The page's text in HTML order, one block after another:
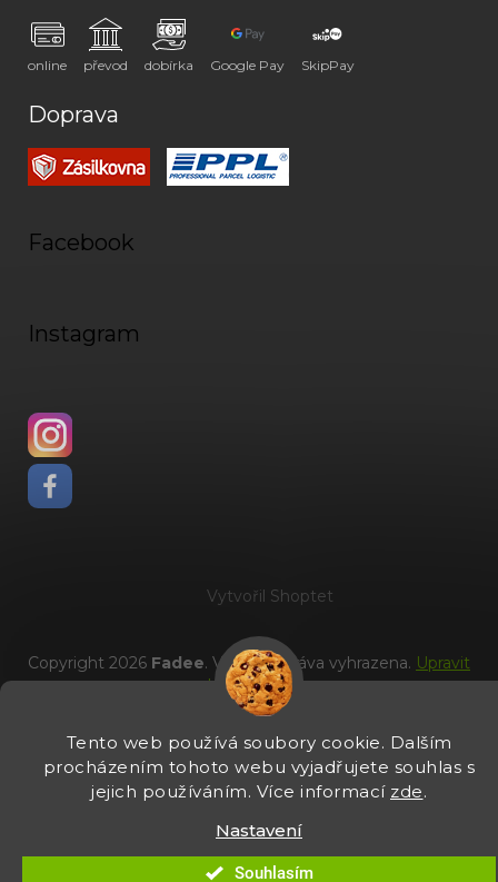
Tento web používá soubory cookie. Dalším
procházením tohoto webu vyjadřujete souhlas s
jejich používáním. Více informací zde.
Nastavení
Souhlasím
online převod dobírka Google Pay SkipPay
Doprava
Facebook
Instagram
Vytvořil Shoptet
Copyright 2026 Fadee. Všechna práva vyhrazena. Upravit
nastavení cookies